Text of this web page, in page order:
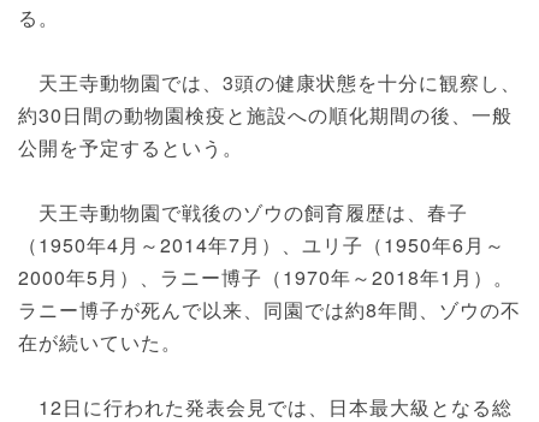
る。
天王寺動物園では、3頭の健康状態を十分に観察し、
約30日間の動物園検疫と施設への順化期間の後、一般
公開を予定するという。
天王寺動物園で戦後のゾウの飼育履歴は、春子
（1950年4月～2014年7月）、ユリ子（1950年6月～
2000年5月）、ラニー博子（1970年～2018年1月）。
ラニー博子が死んで以来、同園では約8年間、ゾウの不
在が続いていた。
12日に行われた発表会見では、日本最大級となる総